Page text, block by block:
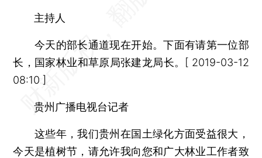
主持人
今天的部长通道现在开始。下面有请第一位部
长，国家林业和草原局张建龙局长。[ 2019-03-12
08:10 ]
贵州广播电视台记者
这些年，我们贵州在国土绿化方面受益很大，
今天是植树节，请允许我向您和广大林业工作者致